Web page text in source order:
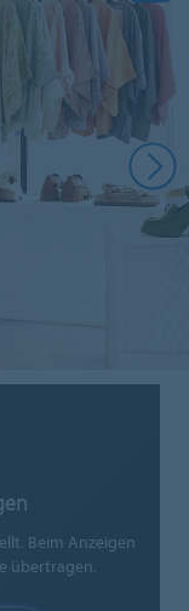
Beim Anzeigen
übertragen.